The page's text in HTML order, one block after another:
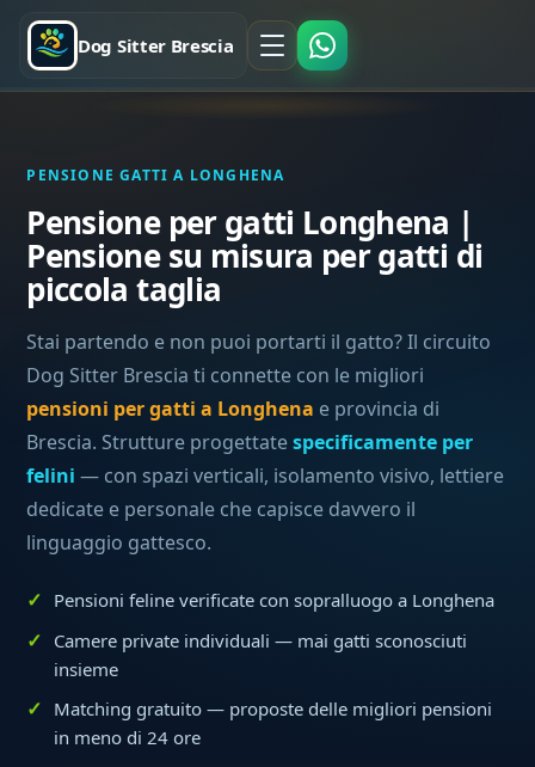
Dog Sitter Brescia
PENSIONE GATTI A LONGHENA
Pensione per gatti Longhena |
Pensione su misura per gatti di
piccola taglia
Stai partendo e non puoi portarti il gatto? Il circuito
Dog Sitter Brescia ti connette con le migliori
pensioni per gatti a Longhena e provincia di
Brescia. Strutture progettatespecificamente per
felini — con spazi verticali, isolamento visivo, lettiere
dedicate e personale che capisce davvero il
linguaggio gattesco.
Pensioni feline verificate con sopralluogo a Longhena
Camere private individuali — mai gatti sconosciuti
insieme
Matching gratuito — proposte delle migliori pensioni
in meno di 24 ore